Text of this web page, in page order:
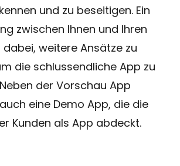
und zu beseitigen. Ein
zwischen Ihnen und Ihren
dabei, weitere Ansätze zu
die schlussendliche App zu
der Vorschau App
eine Demo App, die die
Kunden als App abdeckt.